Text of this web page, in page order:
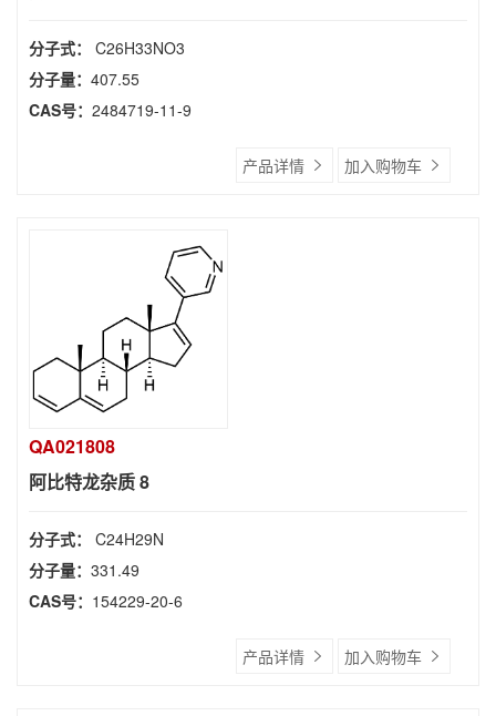
分子式： C26H33NO3
分子量： 407.55
CAS号： 2484719-11-9
产品详情 加入购物车
QA021808
阿比特龙杂质 8
分子式： C24H29N
分子量： 331.49
CAS号： 154229-20-6
产品详情 加入购物车